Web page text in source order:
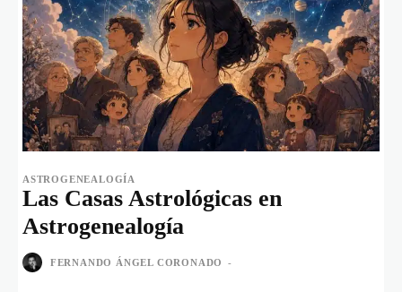
ASTROGENEALOGÍA
Las Casas Astrológicas en
Astrogenealogía
FERNANDO ÁNGEL CORONADO -